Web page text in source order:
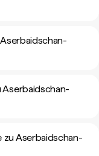
Aserbaidschan-
zu Aserbaidschan-